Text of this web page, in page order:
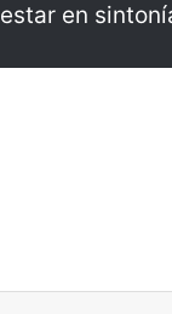
estar en